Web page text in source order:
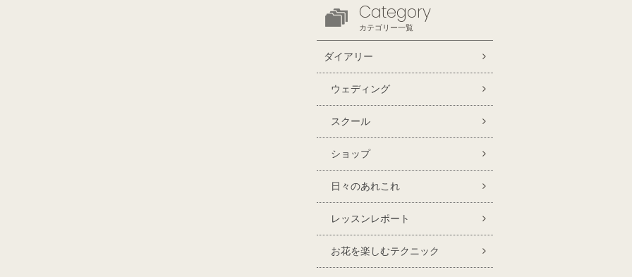
Category
カテゴリー一覧
ダイアリー
ウェディング
スクール
ショップ
日々のあれこれ
レッスンレポート
お花を楽しむテクニック